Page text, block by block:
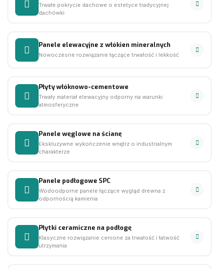
Trwałe pokrycie dachowe o estetyce tradycyjnej
dachówki
Panele elewacyjne z włókien mineralnych
Nowoczesne rozwiązanie łączące trwałość i lekkość
Płyty włóknowo-cementowe
Trwały materiał elewacyjny odporny na warunki
atmosferyczne
Panele węglowe na ścianę
Ekskluzywne wykończenie wnętrz o industrialnym
charakterze
Panele podłogowe SPC
Wodoodporne panele łączące wygląd drewna z
odpornością kamienia
Płytki ceramiczne na podłogę
Klasyczne rozwiązanie cenione za trwałość i łatwość
utrzymania